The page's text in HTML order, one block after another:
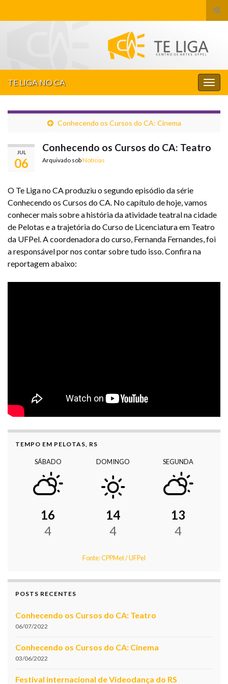
TE LIGA NO CA
Conhecendo os Cursos do CA: Cinema
JUL
06
Conhecendo os Cursos do CA: Teatro
Arquivado sobNotícias
O Te Liga no CA produziu o segundo episódio da série
Conhecendo os Cursos do CA. No capítulo de hoje, vamos
conhecer mais sobre a história da atividade teatral na cidade
de Pelotas e a trajetória do Curso de Licenciatura em Teatro
da UFPel. A coordenadora do curso, Fernanda Fernandes, foi
a responsável por nos contar sobre tudo isso. Confira na
reportagem abaixo:
TEMPO EM PELOTAS, RS
SÁBADO
16
4
DOMINGO
14
4
SEGUNDA
13
4
Fonte: CPPMet / UFPel
POSTS RECENTES
Conhecendo os Cursos do CA: Teatro
06/07/2022
Conhecendo os Cursos do CA: Cinema
03/06/2022
Festival internacional de Videodança do RS